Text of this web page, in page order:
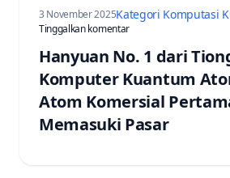
3 November 2025Kategori Komputasi
Tinggalkan komentarpada China’s
Hanyuan No. 1 dari
Komputer Kuantum
Atom Komersial
Memasuki Pasar